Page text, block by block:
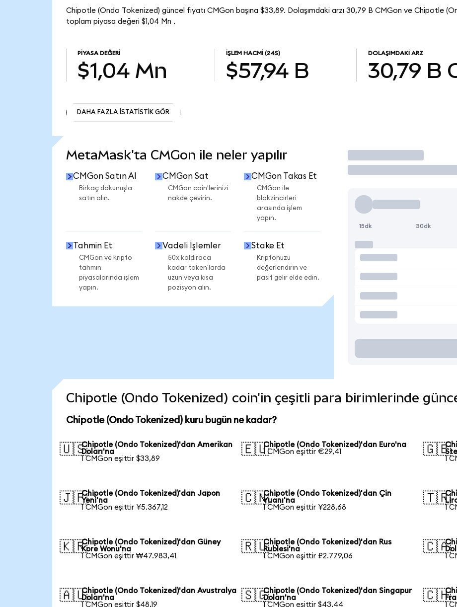
Chipotle (Ondo Tokenized) güncel fiyatı CMGon başına $33,89. Dolaşımdaki arzı 30,79 B CMGon ve Chipotle
toplam piyasa değeri $1,04 Mn .
PIYASA DEĞERI
$1,04 Mn
İŞLEM HACMI (24S)
$57,94 B
DOLAŞIMDAKI ARZ
30,79 B
DAHA FAZLA İSTATİSTİK GÖR
MetaMask'ta CMGon ile neler yapılır
CMGon Satın Al
Birkaç dokunuşla
satın alın.
CMGon Sat
CMGon coin'lerinizi
nakde çevirin.
CMGon Takas Et
CMGon ile
blokzincirleri
arasında işlem
yapın.
Tahmin Et
CMGon ve kripto
tahmin
piyasalarında işlem
yapın.
Vadeli İşlemler
50x kaldıraca
kadar token'larda
uzun veya kısa
pozisyon alın.
Stake Et
Kriptonuzu
değerlendirin ve
pasif gelir elde edin.
İşlem Yap
15dk 30dk
Chipotle (Ondo Tokenized) coin'in çeşitli para birimlerinde
Chipotle (Ondo Tokenized) kuru bugün ne kadar?
🇺🇸Chipotle (Ondo Tokenized)'dan Amerikan
Doları'na
1 CMGon eşittir $33,89
🇪🇺Chipotle (Ondo Tokenized)'dan Euro'na
1 CMGon eşittir €29,41
🇬🇧
1
🇯🇵Chipotle (Ondo Tokenized)'dan Japon
Yeni'na
1 CMGon eşittir ¥5.367,12
🇨🇳Chipotle (Ondo Tokenized)'dan Çin
Yuanı'na
1 CMGon eşittir ¥228,68
🇹🇷
1
🇰🇷Chipotle (Ondo Tokenized)'dan Güney
Kore Wonu'na
1 CMGon eşittir ₩47.983,41
🇷🇺Chipotle (Ondo Tokenized)'dan Rus
Rublesi'na
1 CMGon eşittir ₽2.779,06
🇨🇦
1
🇦🇺Chipotle (Ondo Tokenized)'dan Avustralya
Doları'na
1 CMGon eşittir $48,19
🇸🇬Chipotle (Ondo Tokenized)'dan Singapur
Doları'na
1 CMGon eşittir $43,44
🇨🇭
1